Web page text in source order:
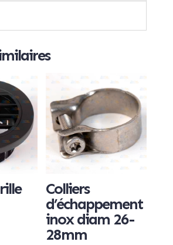
Colliers
d’échappement
inox diam 26-
28mm